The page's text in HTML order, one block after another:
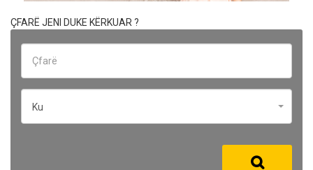
ÇFARË JENI DUKE KËRKUAR ?
Ku